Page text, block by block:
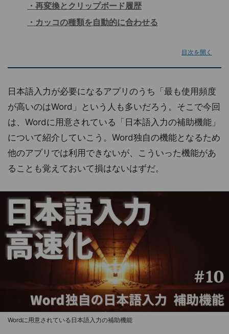
再変換とクリップボード履歴
カッコの種類を自動的に合わせる
目次を開く
日本語入力が必要になるアプリのうち「最も使用頻度
が高いのはWord」という人も多いだろう。そこで今回
は、Wordに用意されている「日本語入力の補助機能」
について紹介していこう。Word独自の機能となるため
他のアプリでは利用できないが、こういった機能があ
ることも覚えておいて損はないはずだ。
Wordに用意されている日本語入力の補助機能